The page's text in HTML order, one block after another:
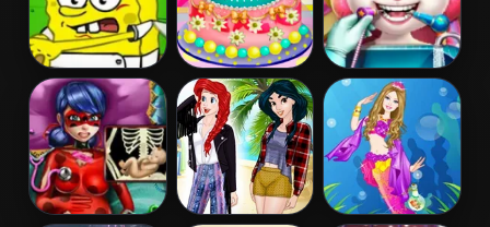
Spongebob
Restaurant
Barbies
Birthday Cake
Angela Real
Dentist